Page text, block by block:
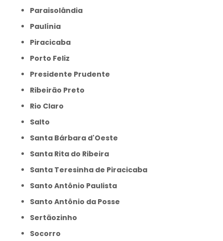
Paraisolândia
Paulínia
Piracicaba
Porto Feliz
Presidente Prudente
Ribeirão Preto
Rio Claro
Salto
Santa Bárbara d'Oeste
Santa Rita do Ribeira
Santa Teresinha de Piracicaba
Santo Antônio Paulista
Santo Antônio da Posse
Sertãozinho
Socorro